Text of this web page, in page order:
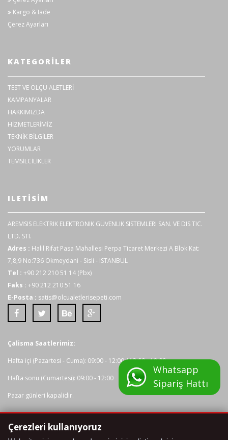
Net Ağırlık
Kargo & Iade
Çerez Ayarları
KATEGORILER
TEST VE ÖLÇÜ ALETLERİ
KAMPANYALAR
HAKKIMIZDA
HİZMETLERİMİZ
TEKNİK BİLGİLER
YORUMLAR
TEMSİLCİLİKLER
ILETISIM
AREMSIS ELEKTRIK ELEKTRONIK GÜVENLIK SISTEMLERI SAN. VE DIS TIC.
LTD. STI.
Adres : Halil Rifat Pasa Mahallesi Perpa Ticaret Merkezi A Blok Kat:
7,8,9 No:736 Okmeydani - Sisli - ISTANBUL
Tel : +90 212 210 51 14 (Pbx)
Faks : +90 212 210 51 16
E-Posta : satis@olcualetlerisepeti.com
Çalisma Saatlerimiz:
Hafta içi (Pazartesi - Cuma): 09:00 - 12:00 / 13:00 - 18:00
Hafta sonu (Cumartesi): 09:00 - 12:00
Pazar günleri kapalidir.
Tüm kredi karti bilgileriniz 2048 bit SSL Sertifikasi ile korunmaktadir.
Whatsapp
Sipariş Hattı
Çerezleri kullanıyoruz